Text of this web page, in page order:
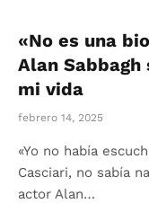
«No es una
Alan
mi vida
febrero 14, 2025
«Yo no había
Casciari, no sabía
actor Alan…